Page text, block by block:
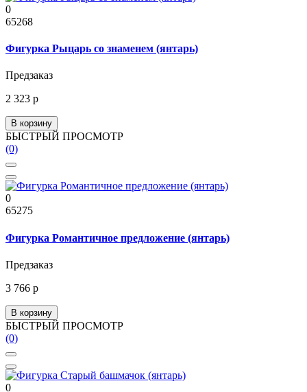
0
65268
Фигурка Рыцарь со знаменем (янтарь)
Предзаказ
2 323 р
В корзину
БЫСТРЫЙ ПРОСМОТР
(0)
0
65275
Фигурка Романтичное предложение (янтарь)
Предзаказ
3 766 р
В корзину
БЫСТРЫЙ ПРОСМОТР
(0)
0